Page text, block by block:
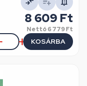
8 609 Ft
Nettó6 779 Ft
KOSÁRBA